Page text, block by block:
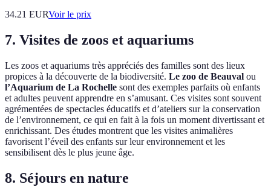
34.21 EURVoir le prix
7. Visites de zoos et aquariums
Les zoos et aquariums très appréciés des familles sont des lieux
propices à la découverte de la biodiversité. Le zoo de Beauval ou
l’Aquarium de La Rochelle sont des exemples parfaits où enfants
et adultes peuvent apprendre en s’amusant. Ces visites sont souvent
agrémentées de spectacles éducatifs et d’ateliers sur la conservation
de l’environnement, ce qui en fait à la fois un moment divertissant et
enrichissant. Des études montrent que les visites animalières
favorisent l’éveil des enfants sur leur environnement et les
sensibilisent dès le plus jeune âge.
8. Séjours en nature